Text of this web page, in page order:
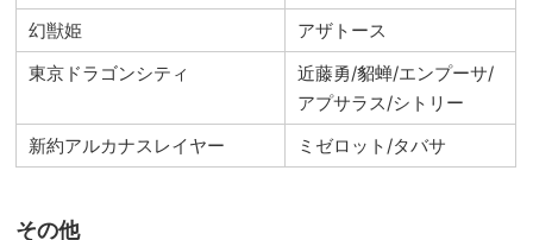
幻獣姫
アザトース
東京ドラゴンシティ
近藤勇/貂蝉/エンプーサ/
アプサラス/シトリー
新約アルカナスレイヤー
ミゼロット/タバサ
その他